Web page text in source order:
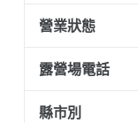
營業狀態
露營場電話
縣市別